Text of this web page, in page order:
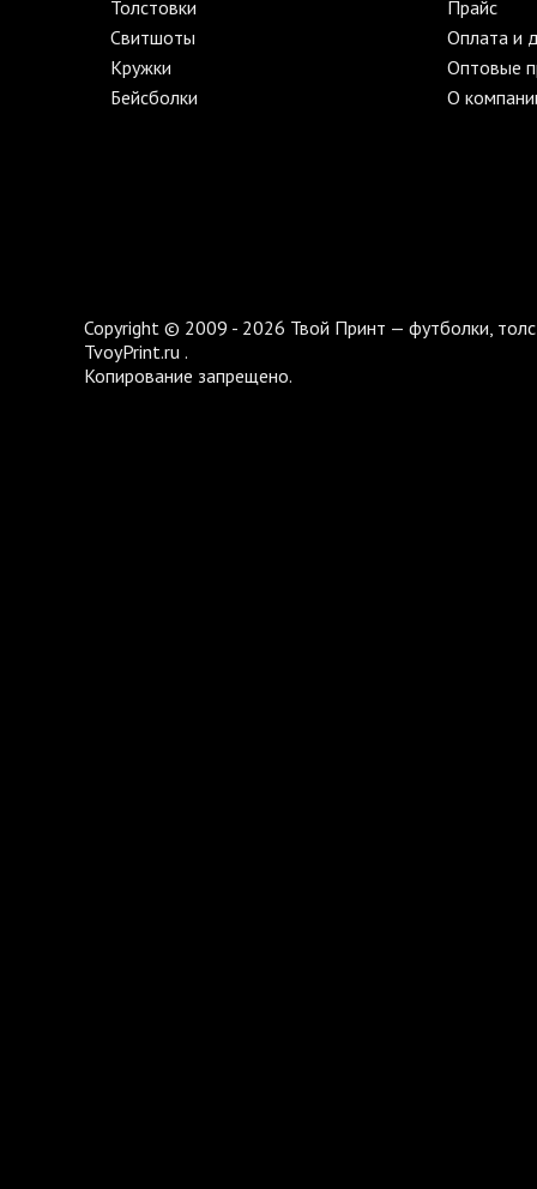
Толстовки
Свитшоты
Кружки
Бейсболки
Прайс
Оплата и
Оптовые
О
Copyright © 2009 - 2026 Твой Принт — футболки,
TvoyPrint.ru .
Копирование запрещено.